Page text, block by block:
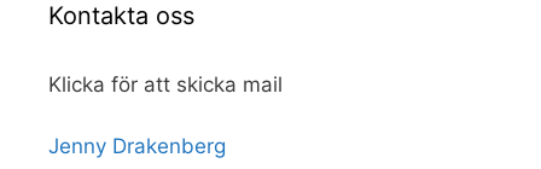
Kontakta oss
Klicka för att skicka mail
Jenny Drakenberg